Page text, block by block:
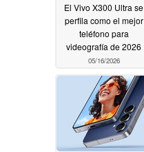
El Vivo X300 Ultra se
perfila como el mejor
teléfono para
videografía de 2026
05/16/2026